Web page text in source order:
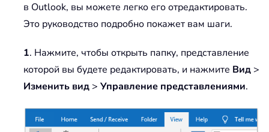
в Outlook, вы можете легко его отредактировать.
Это руководство подробно покажет вам шаги.
1. Нажмите, чтобы открыть папку, представление
которой вы будете редактировать, и нажмите Вид >
Изменить вид > Управление представлениями.